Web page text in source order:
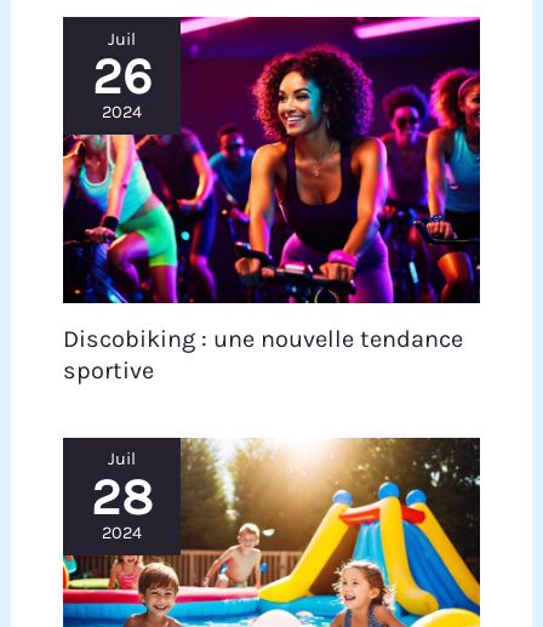
Juil
26
2024
Discobiking : une nouvelle tendance
sportive
Juil
28
2024